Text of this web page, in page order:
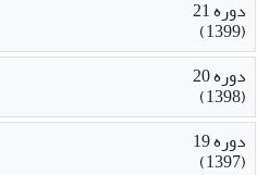
دوره 21
(1399)
دوره 20
(1398)
دوره 19
(1397)